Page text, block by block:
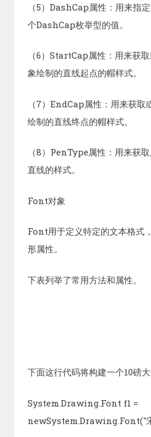
（5）DashCap属性：用来指
个DashCap枚举型的值。
（6）StartCap属性：用来获
象绘制的直线起点的帽样式。
（7）EndCap属性：用来获取
绘制的直线终点的帽样式。
（8）PenType属性：用来获
直线的样式。
Font对象
Font用于定义特定的文本格式
形属性。
下表列举了常用方法和属性。
下面这行代码将构建一个10磅大
System.Drawing.Font f1 =
newSystem.Drawing.Font("